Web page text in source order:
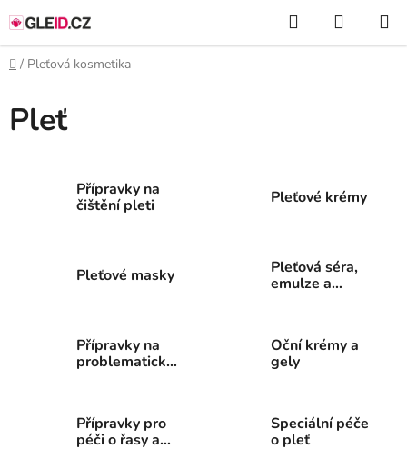
na
obsah
Hledat
KOŠÍK
Domů
/ Pleťová kosmetika
Pleť
Přípravky na
čištění pleti
Pleťové krémy
Pleťové masky
Pleťová séra,
emulze a
Přípravky na
problematickou
Oční krémy a
gely
Přípravky pro
péči o řasy a
Speciální péče
o pleť